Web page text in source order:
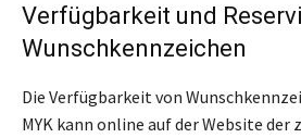
Verfügbarkeit und
Wunschkennzeichen
Die Verfügbarkeit von
MYK kann online auf der Website der